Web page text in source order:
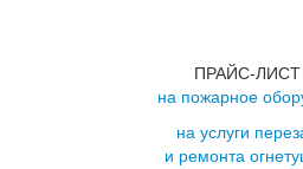
ПРАЙС-ЛИСТ
на пожарное
на услуги
и ремонта